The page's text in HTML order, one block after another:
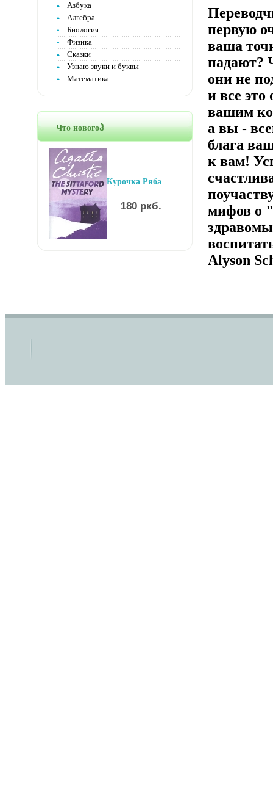
Азбука
Алгебра
Биология
Физика
Сказки
Узнаю звуки и буквы
Математика
Что новогоჰ
Курочка Ряба
180 ркб.
первую
ваша
падают?
они не
и все это
вашим
а вы -
блага
к вам!
мифов о
Alyson